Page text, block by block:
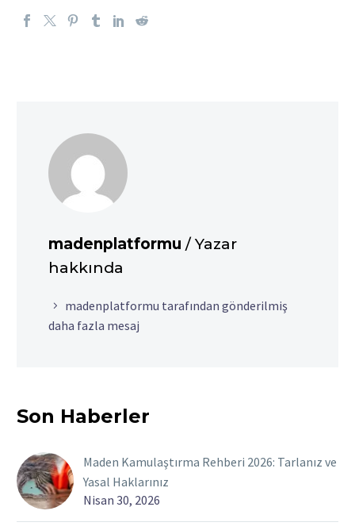
madenplatformu / Yazar
hakkında
madenplatformu tarafından gönderilmiş
daha fazla mesaj
Son Haberler
Maden Kamulaştırma Rehberi 2026: Tarlanız ve
Yasal Haklarınız
Nisan 30, 2026